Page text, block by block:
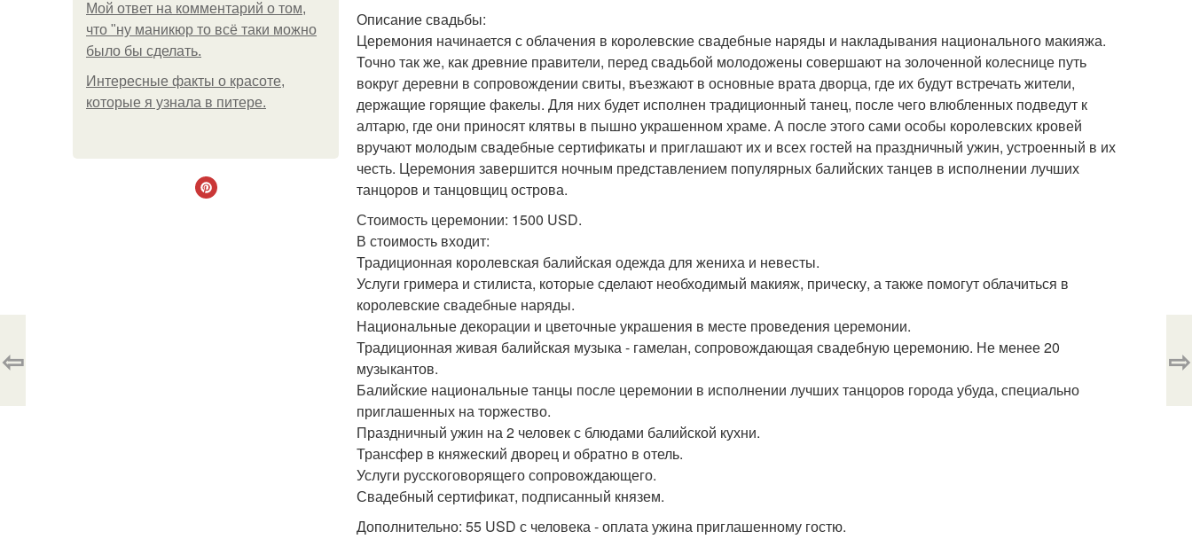
Мой ответ на комментарий о том,
что "ну маникюр то всё таки можно
было бы сделать.
Интересные факты о красоте,
которые я узнала в питере.
Описание свадьбы:
Церемония начинается с облачения в королевские свадебные наряды и накладывания национального макияжа.
Точно так же, как древние правители, перед свадьбой молодожены совершают на золоченной колеснице путь
вокруг деревни в сопровождении свиты, въезжают в основные врата дворца, где их будут встречать жители,
держащие горящие факелы. Для них будет исполнен традиционный танец, после чего влюбленных подведут к
алтарю, где они приносят клятвы в пышно украшенном храме. А после этого сами особы королевских кровей
вручают молодым свадебные сертификаты и приглашают их и всех гостей на праздничный ужин, устроенный в их
честь. Церемония завершится ночным представлением популярных балийских танцев в исполнении лучших
танцоров и танцовщиц острова.
Стоимость церемонии: 1500 USD.
В стоимость входит:
Традиционная королевская балийская одежда для жениха и невесты.
Услуги гримера и стилиста, которые сделают необходимый макияж, прическу, а также помогут облачиться в
королевские свадебные наряды.
Национальные декорации и цветочные украшения в месте проведения церемонии.
Традиционная живая балийская музыка - гамелан, сопровождающая свадебную церемонию. Не менее 20
музыкантов.
Балийские национальные танцы после церемонии в исполнении лучших танцоров города убуда, специально
приглашенных на торжество.
Праздничный ужин на 2 человек с блюдами балийской кухни.
Трансфер в княжеский дворец и обратно в отель.
Услуги русскоговорящего сопровождающего.
Свадебный сертификат, подписанный князем.
Дополнительно: 55 USD с человека - оплата ужина приглашенному гостю.
⇦ ⇨